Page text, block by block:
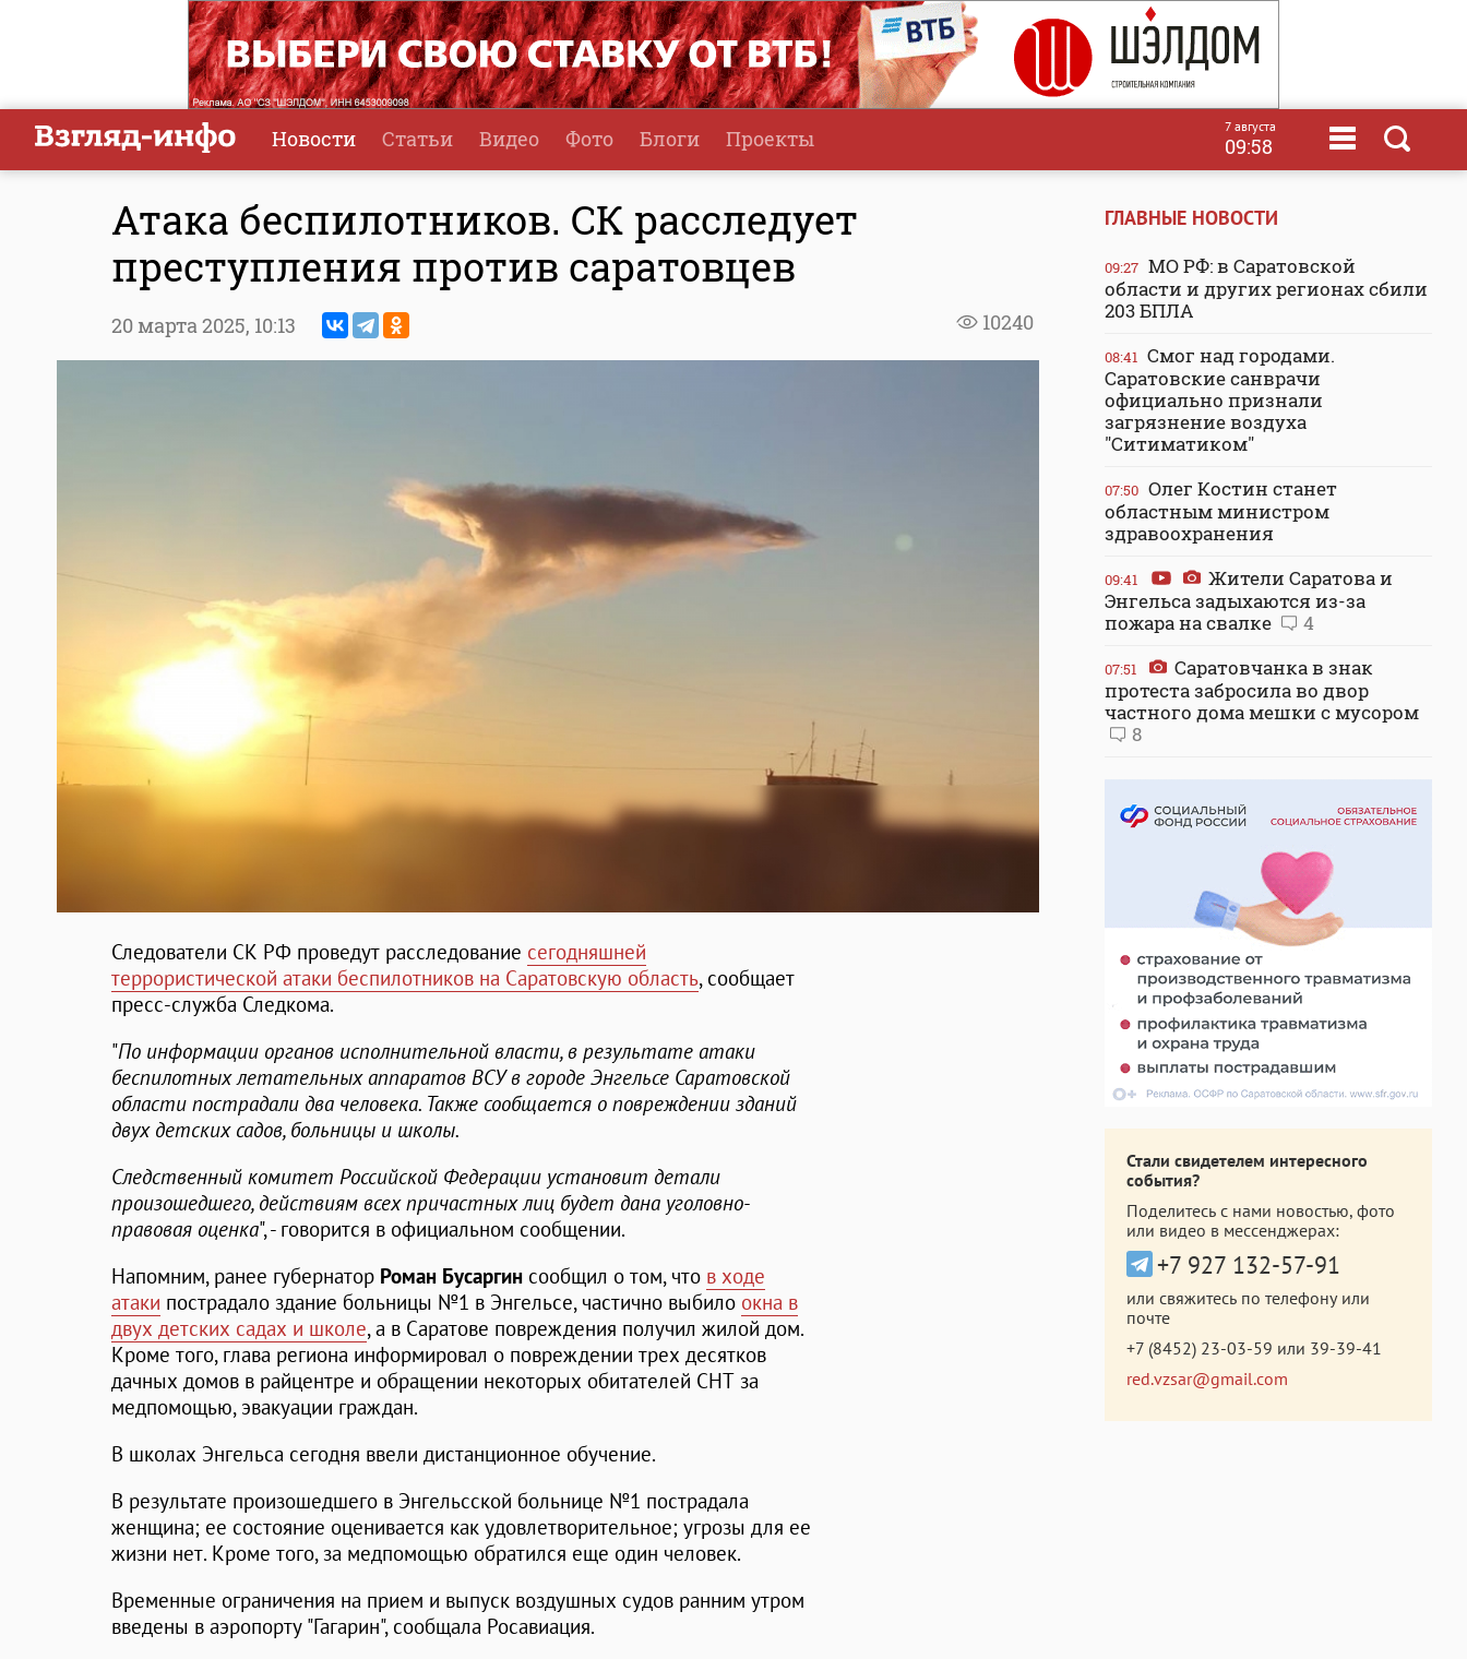
Новости Статьи Видео Фото Блоги Проекты 7 августа
09:58
Атака беспилотников. СК расследует
преступления против саратовцев
10240
20 марта 2025, 10:13
Следователи СК РФ проведут расследование сегодняшней
террористической атаки беспилотников на Саратовскую область, сообщает
пресс-служба Следкома.
"По информации органов исполнительной власти, в результате атаки
беспилотных летательных аппаратов ВСУ в городе Энгельсе Саратовской
области пострадали два человека. Также сообщается о повреждении зданий
двух детских садов, больницы и школы.
Следственный комитет Российской Федерации установит детали
произошедшего, действиям всех причастных лиц будет дана уголовно-
правовая оценка", - говорится в официальном сообщении.
Напомним, ранее губернатор Роман Бусаргин сообщил о том, что в ходе
атаки пострадало здание больницы №1 в Энгельсе, частично выбило окна в
двух детских садах и школе, а в Саратове повреждения получил жилой дом.
Кроме того, глава региона информировал о повреждении трех десятков
дачных домов в райцентре и обращении некоторых обитателей СНТ за
медпомощью, эвакуации граждан.
В школах Энгельса сегодня ввели дистанционное обучение.
В результате произошедшего в Энгельсской больнице №1 пострадала
женщина; ее состояние оценивается как удовлетворительное; угрозы для ее
жизни нет. Кроме того, за медпомощью обратился еще один человек.
Временные ограничения на прием и выпуск воздушных судов ранним утром
введены в аэропорту "Гагарин", сообщала Росавиация.
ГЛАВНЫЕ НОВОСТИ
09:27 МО РФ: в Саратовской
области и других регионах сбили
203 БПЛА
08:41 Смог над городами.
Саратовские санврачи
официально признали
загрязнение воздуха
"Ситиматиком"
07:50 Олег Костин станет
областным министром
здравоохранения
09:41
Жители Саратова и
Энгельса задыхаются из-за
пожара на свалке
4
07:51
Саратовчанка в знак
протеста забросила во двор
частного дома мешки с мусором
8
Стали свидетелем интересного
события?
Поделитесь с нами новостью, фото
или видео в мессенджерах:
+7 927 132-57-91
или свяжитесь по телефону или
почте
+7 (8452) 23-03-59 или 39-39-41
red.vzsar@gmail.com